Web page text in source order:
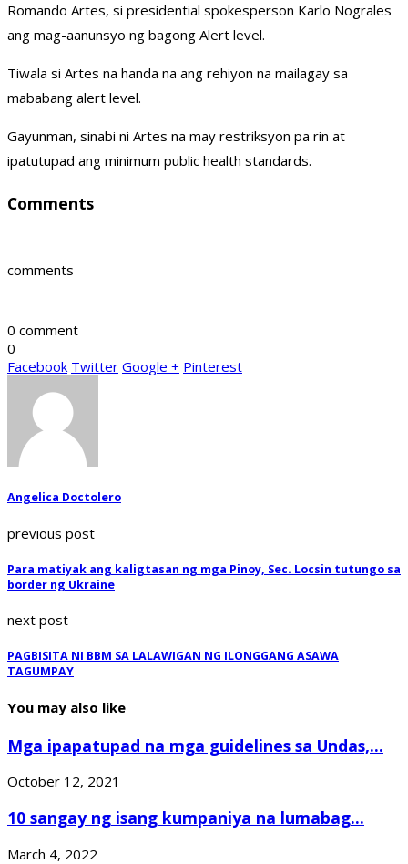
Romando Artes, si presidential spokesperson Karlo Nograles
ang mag-aanunsyo ng bagong Alert level.
Tiwala si Artes na handa na ang rehiyon na mailagay sa
mababang alert level.
Gayunman, sinabi ni Artes na may restriksyon pa rin at
ipatutupad ang minimum public health standards.
Comments
comments
0 comment
0
Facebook Twitter Google + Pinterest
Angelica Doctolero
previous post
Para matiyak ang kaligtasan ng mga Pinoy, Sec. Locsin tutungo sa
border ng Ukraine
next post
PAGBISITA NI BBM SA LALAWIGAN NG ILONGGANG ASAWA
TAGUMPAY
You may also like
Mga ipapatupad na mga guidelines sa Undas,...
October 12, 2021
10 sangay ng isang kumpaniya na lumabag...
March 4, 2022